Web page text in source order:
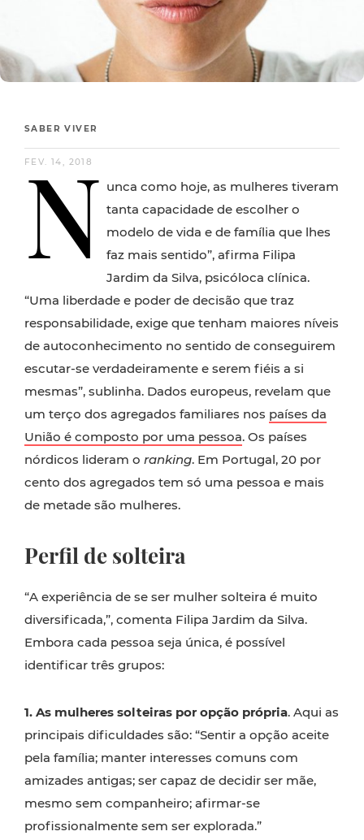
SABER VIVER
FEV. 14, 2018
N unca como hoje, as mulheres tiveram
tanta capacidade de escolher o
modelo de vida e de família que lhes
faz mais sentido”, afirma Filipa
Jardim da Silva, psicóloca clínica.
“Uma liberdade e poder de decisão que traz
responsabilidade, exige que tenham maiores níveis
de autoconhecimento no sentido de conseguirem
escutar-se verdadeiramente e serem fiéis a si
mesmas”, sublinha. Dados europeus, revelam que
um terço dos agregados familiares nos países da
União é composto por uma pessoa. Os países
nórdicos lideram o ranking. Em Portugal, 20 por
cento dos agregados tem só uma pessoa e mais
de metade são mulheres.
Perfil de solteira
“A experiência de se ser mulher solteira é muito
diversificada,”, comenta Filipa Jardim da Silva.
Embora cada pessoa seja única, é possível
identificar três grupos:
1. As mulheres solteiras por opção própria. Aqui as
principais dificuldades são: “Sentir a opção aceite
pela família; manter interesses comuns com
amizades antigas; ser capaz de decidir ser mãe,
mesmo sem companheiro; afirmar-se
profissionalmente sem ser explorada.”